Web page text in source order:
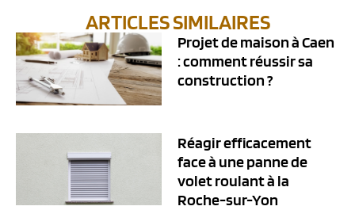
ARTICLES SIMILAIRES
Projet de maison à Caen
: comment réussir sa
construction ?
Réagir efficacement
face à une panne de
volet roulant à la
Roche-sur-Yon